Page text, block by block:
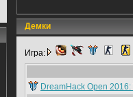
Демки
Игра:
DreamHack Open